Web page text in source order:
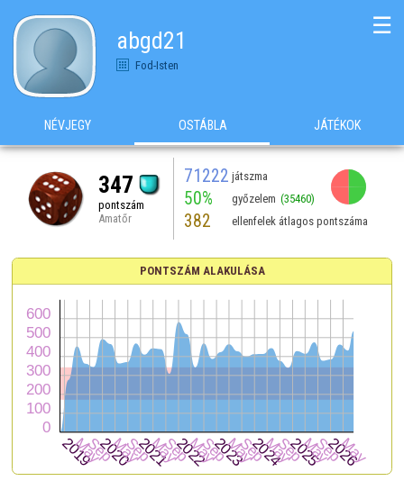
abgd21
Fod-Isten
☰
NÉVJEGY OSTÁBLA JÁTÉKOK
347
pontszám
Amatőr
71222 játszma
50% győzelem (35460)
382 ellenfelek átlagos pontszáma
PONTSZÁM ALAKULÁSA